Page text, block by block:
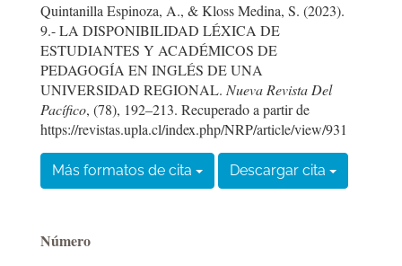
artículo
Quintanilla Espinoza, A., & Kloss Medina, S. (2023).
9.- LA DISPONIBILIDAD LÉXICA DE
ESTUDIANTES Y ACADÉMICOS DE
PEDAGOGÍA EN INGLÉS DE UNA
UNIVERSIDAD REGIONAL. Nueva Revista Del
Pacífico, (78), 192–213. Recuperado a partir de
https://revistas.upla.cl/index.php/NRP/article/view/931
Más formatos de cita Descargar cita
Número